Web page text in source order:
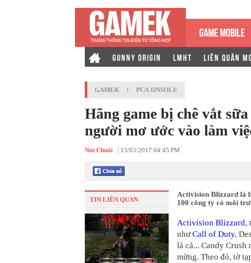
GAME MOBILE
GUNNY ORIGIN LMHT LIÊN QUÂN
GAMEK › PC/CONSOLE
Hãng game bị chê vắt
người mơ ước vào làm
Nút Chuối | 13/03/2017 04:45 PM
TIN LIÊN QUAN
Activision Blizzard là
100 công ty có môi
Activision Blizzard,
nhưCall of Duty,
là cả... Candy Crush
mừng. Theo đó, tờ